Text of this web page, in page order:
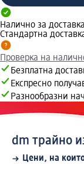
Налично за доставка
Стандартна
Проверка на
Безплатна
Експресно
Разнообразни
dm трайно
Цени, на